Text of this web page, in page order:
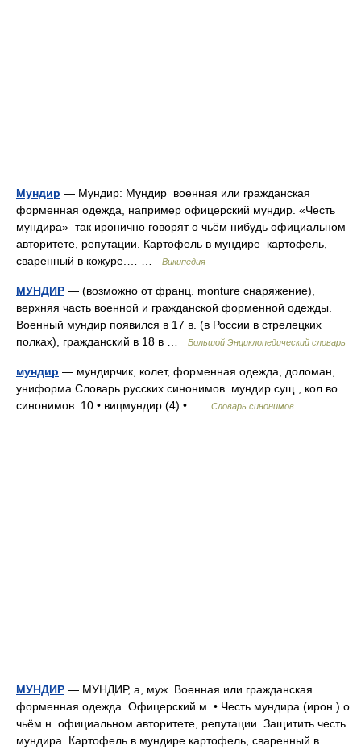
Мундир — Мундир: Мундир военная или гражданская
форменная одежда, например офицерский мундир. «Честь
мундира» так иронично говорят о чьём нибудь официальном
авторитете, репутации. Картофель в мундире картофель,
сваренный в кожуре.… …
Википедия
МУНДИР — (возможно от франц. monture снаряжение),
верхняя часть военной и гражданской форменной одежды.
Военный мундир появился в 17 в. (в России в стрелецких
полках), гражданский в 18 в …
Большой Энциклопедический словарь
мундир — мундирчик, колет, форменная одежда, доломан,
униформа Словарь русских синонимов. мундир сущ., кол во
синонимов: 10 • вицмундир (4) • …
Словарь синонимов
МУНДИР — МУНДИР, а, муж. Военная или гражданская
форменная одежда. Офицерский м. • Честь мундира (ирон.) о
чьём н. официальном авторитете, репутации. Защитить честь
мундира. Картофель в мундире картофель, сваренный в